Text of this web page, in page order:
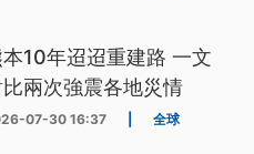
本10年迢迢重建路 一文
兩次強震各地災情
07-30 16:37 全球